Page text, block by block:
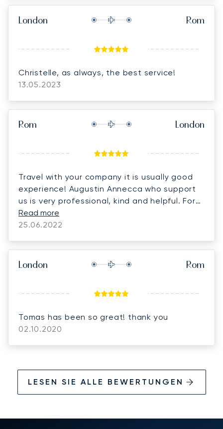
London Rom
Christelle, as always, the best service!
13.05.2023
Rom London
Travel with your company it is usually good
experience! Augustin Annecca who support
us is very professional, kind and helpful. For
us flexible with flight is always very important
part of trip. Thank you I believe that we will
Read more
25.06.2022
London Rom
Tomas has been so great! thank you
02.10.2020
LESEN SIE ALLE BEWERTUNGEN